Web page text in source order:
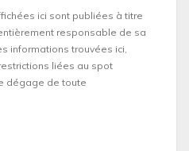
ici sont publiées à titre
responsable de sa
informations trouvées ici,
liées au spot
dégage de toute